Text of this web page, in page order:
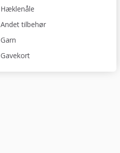
Hæklenåle
Andet tilbehør
Garn
Gavekort